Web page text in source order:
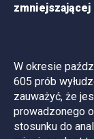
W okresie
605 prób
zauważyć, że
prowadzonego
stosunku do